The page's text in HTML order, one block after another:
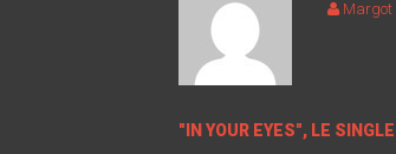
Margot
"IN YOUR EYES", LE